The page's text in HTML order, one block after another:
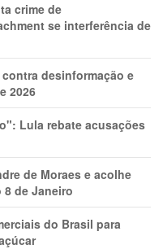
crime de
se interferência de
desinformação e
2026
Lula rebate acusações
de Moraes e acolhe
8 de Janeiro
do Brasil para